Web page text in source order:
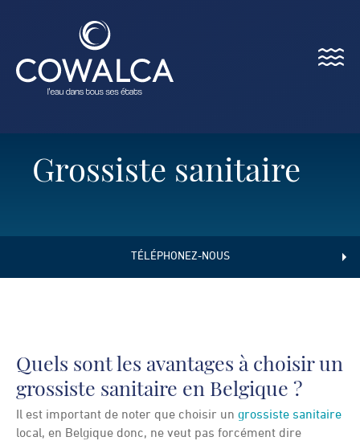
Menu
Grossiste sanitaire
TÉLÉPHONEZ-NOUS
Quels sont les avantages à choisir un
grossiste sanitaire en Belgique ?
Il est important de noter que choisir un grossiste sanitaire
local, en Belgique donc, ne veut pas forcément dire